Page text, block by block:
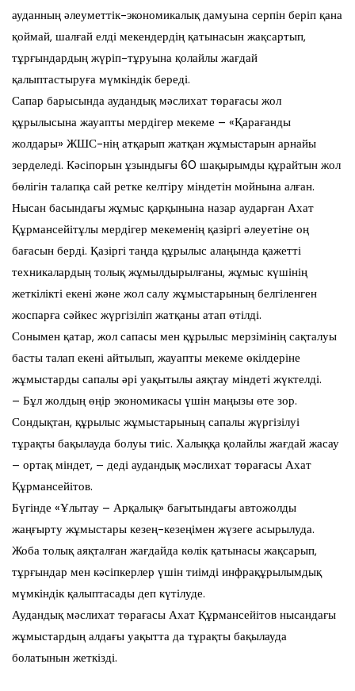
ауданның әлеуметтік-экономикалық дамуына серпін беріп қана
қоймай, шалғай елді мекендердің қатынасын жақсартып,
тұрғындардың жүріп-тұруына қолайлы жағдай
қалыптастыруға мүмкіндік береді.
Сапар барысында аудандық мәслихат төрағасы жол
құрылысына жауапты мердігер мекеме – «Қарағанды
жолдары» ЖШС-нің атқарып жатқан жұмыстарын арнайы
зерделеді. Кәсіпорын ұзындығы 60 шақырымды құрайтын жол
бөлігін талапқа сай ретке келтіру міндетін мойнына алған.
Нысан басындағы жұмыс қарқынына назар аударған Ахат
Құрмансейітұлы мердігер мекеменің қазіргі әлеуетіне оң
бағасын берді. Қазіргі таңда құрылыс алаңында қажетті
техникалардың толық жұмылдырылғаны, жұмыс күшінің
жеткілікті екені және жол салу жұмыстарының белгіленген
жоспарға сәйкес жүргізіліп жатқаны атап өтілді.
Сонымен қатар, жол сапасы мен құрылыс мерзімінің сақталуы
басты талап екені айтылып, жауапты мекеме өкілдеріне
жұмыстарды сапалы әрі уақытылы аяқтау міндеті жүктелді.
– Бұл жолдың өңір экономикасы үшін маңызы өте зор.
Сондықтан, құрылыс жұмыстарының сапалы жүргізілуі
тұрақты бақылауда болуы тиіс. Халыққа қолайлы жағдай жасау
– ортақ міндет, – деді аудандық мәслихат төрағасы Ахат
Құрмансейітов.
Бүгінде «Ұлытау – Арқалық» бағытындағы автожолды
жаңғырту жұмыстары кезең-кезеңімен жүзеге асырылуда.
Жоба толық аяқталған жағдайда көлік қатынасы жақсарып,
тұрғындар мен кәсіпкерлер үшін тиімді инфрақұрылымдық
мүмкіндік қалыптасады деп күтілуде.
Аудандық мәслихат төрағасы Ахат Құрмансейітов нысандағы
жұмыстардың алдағы уақытта да тұрақты бақылауда
болатынын жеткізді.